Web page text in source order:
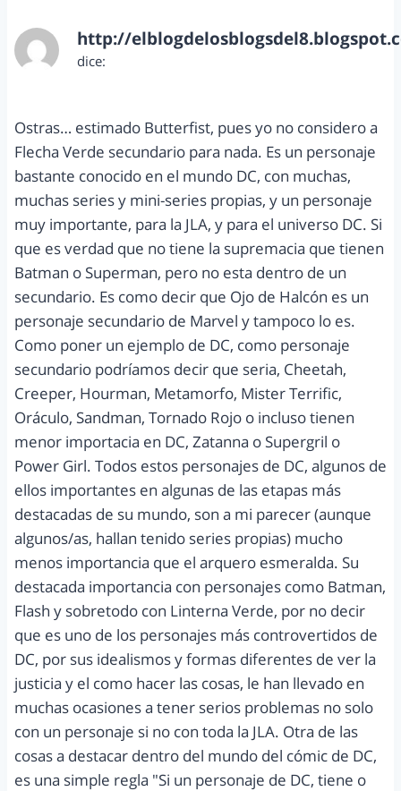
http://
dice:
Ostras… estimado Butterfist, pues yo no considero a
Flecha Verde secundario para nada. Es un personaje
bastante conocido en el mundo DC, con muchas,
muchas series y mini-series propias, y un personaje
muy importante, para la JLA, y para el universo DC. Si
que es verdad que no tiene la supremacia que tienen
Batman o Superman, pero no esta dentro de un
secundario. Es como decir que Ojo de Halcón es un
personaje secundario de Marvel y tampoco lo es.
Como poner un ejemplo de DC, como personaje
secundario podríamos decir que seria, Cheetah,
Creeper, Hourman, Metamorfo, Mister Terrific,
Oráculo, Sandman, Tornado Rojo o incluso tienen
menor importacia en DC, Zatanna o Supergril o
Power Girl. Todos estos personajes de DC, algunos de
ellos importantes en algunas de las etapas más
destacadas de su mundo, son a mi parecer (aunque
algunos/as, hallan tenido series propias) mucho
menos importancia que el arquero esmeralda. Su
destacada importancia con personajes como Batman,
Flash y sobretodo con Linterna Verde, por no decir
que es uno de los personajes más controvertidos de
DC, por sus idealismos y formas diferentes de ver la
justicia y el como hacer las cosas, le han llevado en
muchas ocasiones a tener serios problemas no solo
con un personaje si no con toda la JLA. Otra de las
cosas a destacar dentro del mundo del cómic de DC,
es una simple regla "Si un personaje de DC, tiene o